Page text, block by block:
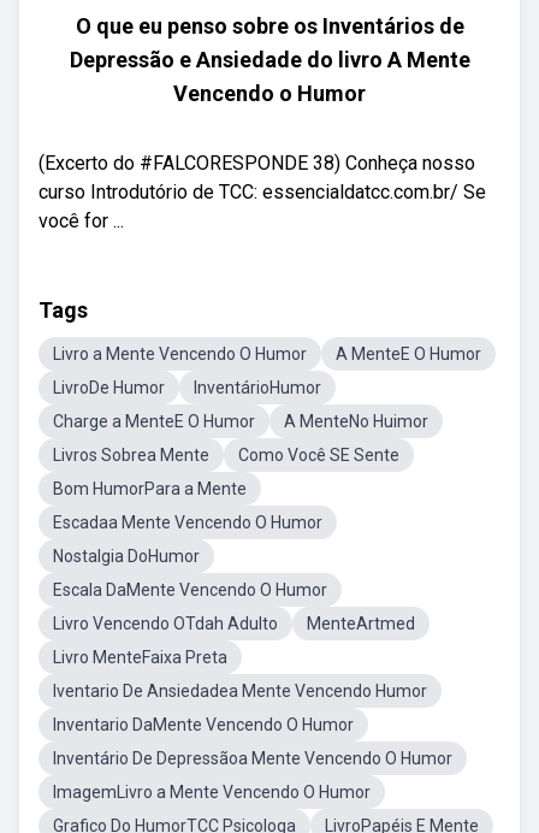
O que eu penso sobre os Inventários de
Depressão e Ansiedade do livro A Mente
Vencendo o Humor
(Excerto do #FALCORESPONDE 38) Conheça nosso
curso Introdutório de TCC: essencialdatcc.com.br/ Se
você for ...
Tags
Livro a Mente Vencendo O Humor
A MenteE O Humor
LivroDe Humor
InventárioHumor
Charge a MenteE O Humor
A MenteNo Huimor
Livros Sobrea Mente
Como Você SE Sente
Bom HumorPara a Mente
Escadaa Mente Vencendo O Humor
Nostalgia DoHumor
Escala DaMente Vencendo O Humor
Livro Vencendo OTdah Adulto
MenteArtmed
Livro MenteFaixa Preta
Iventario De Ansiedadea Mente Vencendo Humor
Inventario DaMente Vencendo O Humor
Inventário De Depressãoa Mente Vencendo O Humor
ImagemLivro a Mente Vencendo O Humor
Grafico Do HumorTCC Psicologa
LivroPapéis E Mente